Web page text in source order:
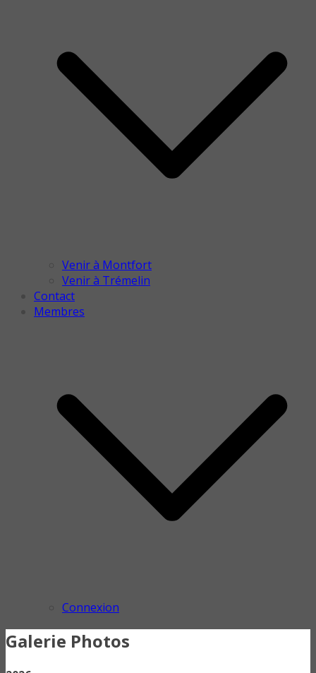
Venir à Montfort
Venir à Trémelin
Contact
Membres
Connexion
Galerie Photos